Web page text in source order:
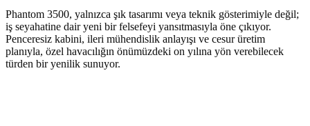
Phantom 3500, yalnızca şık tasarımı veya teknik gösterimiyle değil;
iş seyahatine dair yeni bir felsefeyi yansıtmasıyla öne çıkıyor.
Penceresiz kabini, ileri mühendislik anlayışı ve cesur üretim
planıyla, özel havacılığın önümüzdeki on yılına yön verebilecek
türden bir yenilik sunuyor.